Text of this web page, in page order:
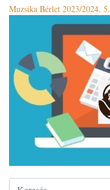
Muzsika Bérlet 2023/2024. 5.